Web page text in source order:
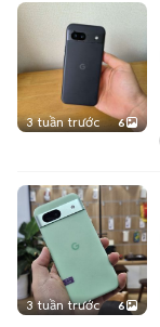
3 tuần trước 6
3 tuần trước 6